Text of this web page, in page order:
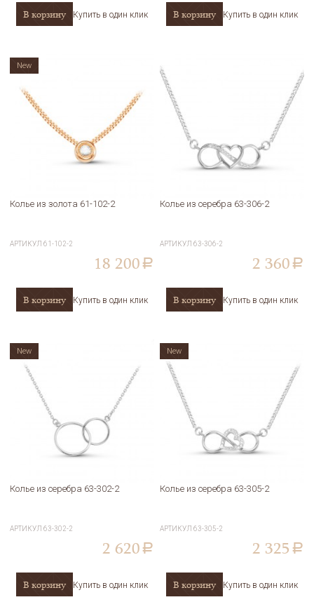
В корзину Купить в один клик В корзину Купить в один клик
Колье из золота 61-102-2
АРТИКУЛ61-102-2
18 200 a
В корзину Купить в один клик
New
Колье из серебра 63-306-2
АРТИКУЛ63-306-2
2 360 a
В корзину Купить в один клик
Колье из серебра 63-302-2
АРТИКУЛ63-302-2
2 620 a
В корзину Купить в один клик
New
Колье из серебра 63-305-2
АРТИКУЛ63-305-2
2 325 a
В корзину Купить в один клик
New